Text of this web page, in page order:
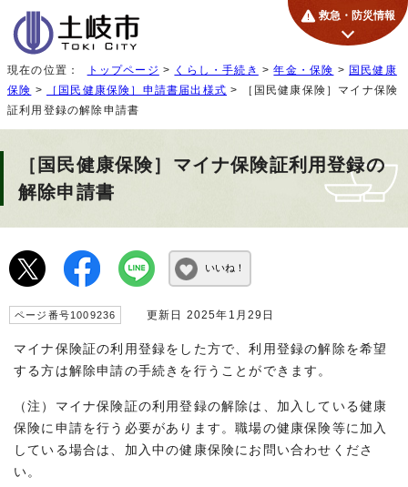
救急・防災情報
現在の位置： トップページ > くらし・手続き >年金・保険 > 国民健康
保険 > ［国民健康保険］申請書届出様式 > ［国民健康保険］マイナ保険
証利用登録の解除申請書
［国民健康保険］マイナ保険証利用登録の
解除申請書
いいね！
ページ番号1009236 更新日 2025年1月29日
マイナ保険証の利用登録をした方で、利用登録の解除を希望
する方は解除申請の手続きを行うことができます。
（注）マイナ保険証の利用登録の解除は、加入している健康
保険に申請を行う必要があります。職場の健康保険等に加入
している場合は、加入中の健康保険にお問い合わせくださ
い。